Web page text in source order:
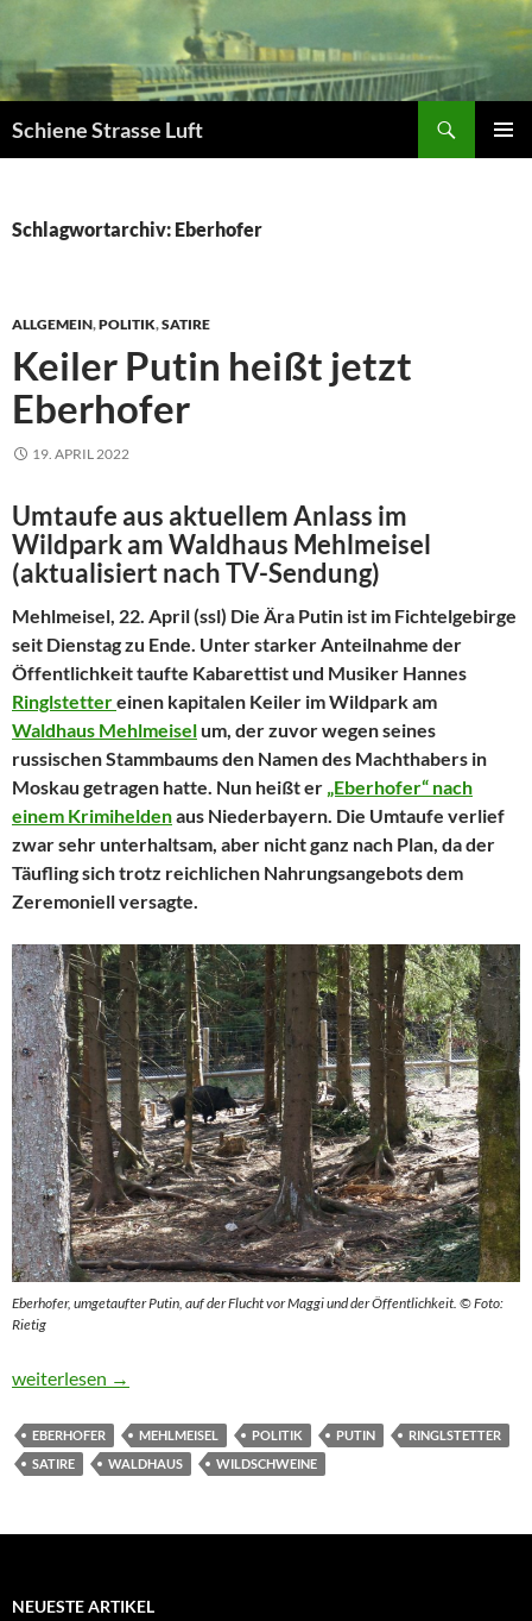
springen
Schiene Strasse Luft
Schlagwortarchiv: Eberhofer
ALLGEMEIN,POLITIK,SATIRE
Keiler Putin heißt jetzt
Eberhofer
19. APRIL 2022
Umtaufe aus aktuellem Anlass im
Wildpark am Waldhaus Mehlmeisel
(aktualisiert nach TV-Sendung)
Mehlmeisel, 22. April (ssl) Die Ära Putin ist im Fichtelgebirge
seit Dienstag zu Ende. Unter starker Anteilnahme der
Öffentlichkeit taufte Kabarettist und Musiker Hannes
Ringlstettereinen kapitalen Keiler im Wildpark am
Waldhaus Mehlmeiselum, der zuvor wegen seines
russischen Stammbaums den Namen des Machthabers in
Moskau getragen hatte. Nun heißt er „Eberhofer“ nach
einem Krimiheldenaus Niederbayern. Die Umtaufe verlief
zwar sehr unterhaltsam, aber nicht ganz nach Plan, da der
Täufling sich trotz reichlichen Nahrungsangebots dem
Zeremoniell versagte.
Eberhofer, umgetaufter Putin, auf der Flucht vor Maggi und der Öffentlichkeit. © Foto:
Rietig
Keiler Putin heißt jetzt Eberhofer
weiterlesen →
EBERHOFER MEHLMEISEL POLITIK PUTIN
RINGLSTETTER
SATIRE
WALDHAUS WILDSCHWEINE
NEUESTE ARTIKEL